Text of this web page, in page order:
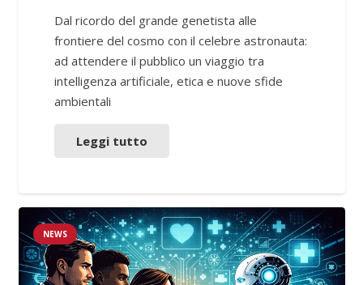
Dal ricordo del grande genetista alle
frontiere del cosmo con il celebre astronauta:
ad attendere il pubblico un viaggio tra
intelligenza artificiale, etica e nuove sfide
ambientali
Leggi tutto
NEWS